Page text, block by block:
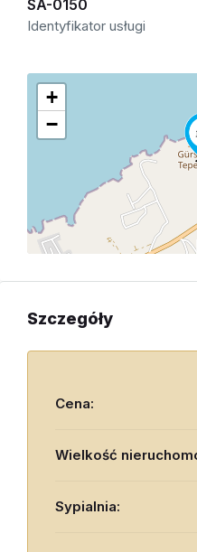
SA-0150
Identyfikator usługi
+
−
Szczegóły
Cena:
Wielkość
Sypialnia: